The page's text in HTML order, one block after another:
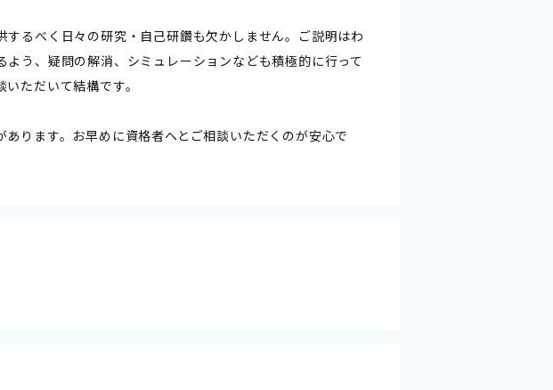
るべく日々の研究・自己研鑽も欠かしません。ご説明はわ
う、疑問の解消、シミュレーションなども積極的に行って
ただいて結構です。
ります。お早めに資格者へとご相談いただくのが安心で